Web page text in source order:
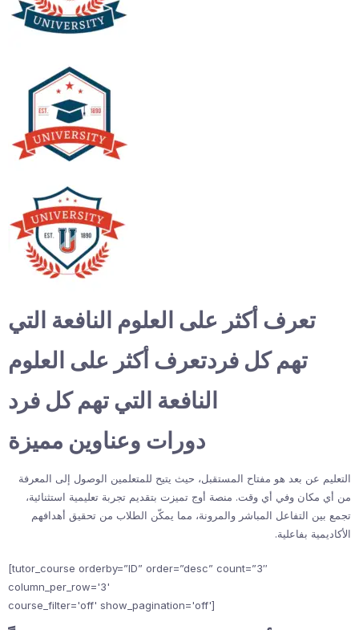
تعرف أكثر على العلوم النافعة التي
تهم كل فردتعرف أكثر على العلوم
النافعة التي تهم كل فرد
دورات وعناوين مميزة
التعليم عن بعد هو مفتاح المستقبل، حيث يتيح للمتعلمين الوصول إلى المعرفة
من أي مكان وفي أي وقت. منصة أوج تميزت بتقديم تجربة تعليمية استثنائية،
تجمع بين التفاعل المباشر والمرونة، مما يمكّن الطلاب من تحقيق أهدافهم
الأكاديمية بفاعلية.
[tutor_course orderby=”ID” order=”desc” count=”3″
column_per_row='3'
course_filter='off' show_pagination='off']